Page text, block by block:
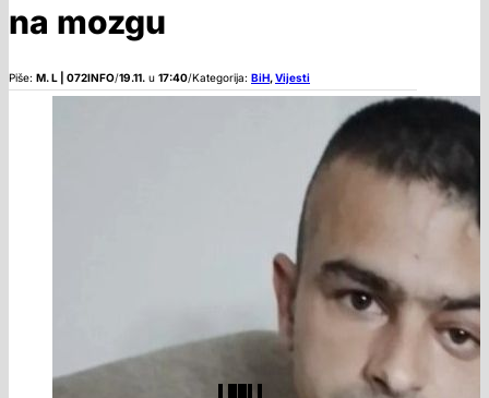
na mozgu
Piše: M. L | 072INFO/19.11. u 17:40/Kategorija: BiH,Vijesti